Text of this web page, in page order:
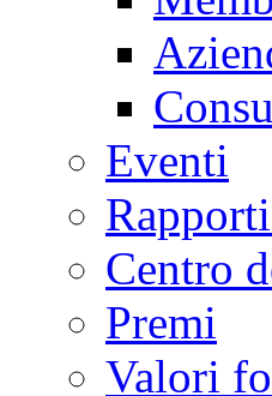
Eventi
Centro
Premi
Valori